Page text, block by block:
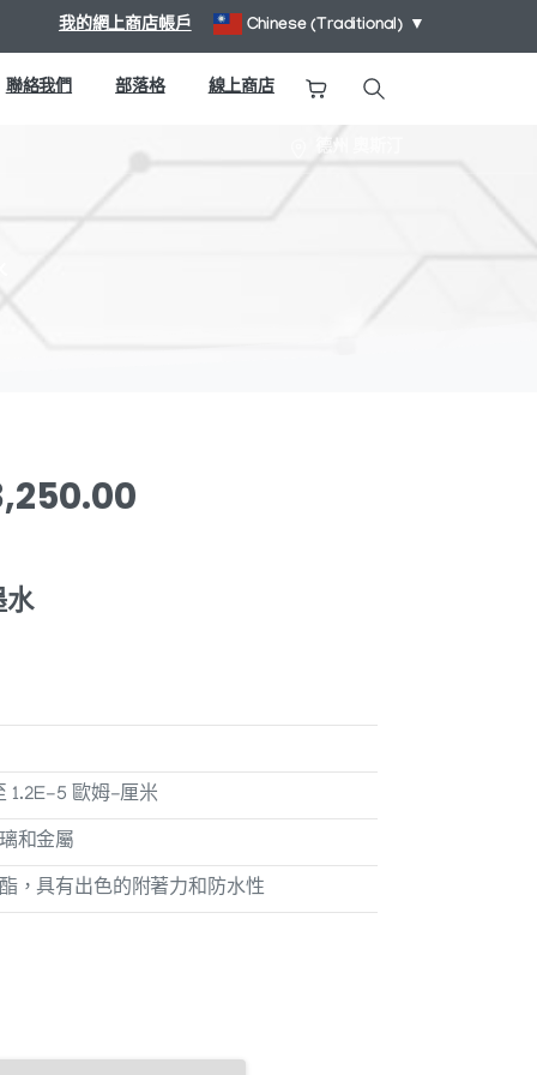
我的網上商店帳戶 Chinese (Traditional) ▼
聯絡我們 部落格 線上商店
搜尋
德州 奧斯汀
價
美
元
至
3,250.00
美
1.2E-5 歐姆-厘米
和金屬
，具有出色的附著力和防水性